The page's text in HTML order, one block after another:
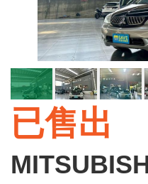
已售出